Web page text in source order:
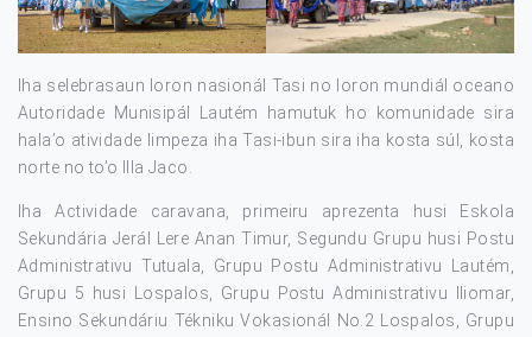
Iha selebrasaun loron nasionál Tasi no loron mundiál oceano
Autoridade Munisipál Lautém hamutuk ho komunidade sira
hala’o atividade limpeza iha Tasi-ibun sira iha kosta súl, kosta
norte no to’o Illa Jaco.
Iha Actividade caravana, primeiru aprezenta husi Eskola
Sekundária Jerál Lere Anan Timur, Segundu Grupu husi Postu
Administrativu Tutuala, Grupu Postu Administrativu Lautém,
Grupu 5 husi Lospalos, Grupu Postu Administrativu Iliomar,
Ensino Sekundáriu Tékniku Vokasionál No.2 Lospalos, Grupu